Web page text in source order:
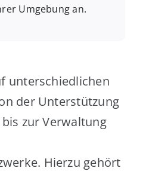
Umgebung an.
unterschiedlichen
der Unterstützung
zur Verwaltung
Hierzu gehört